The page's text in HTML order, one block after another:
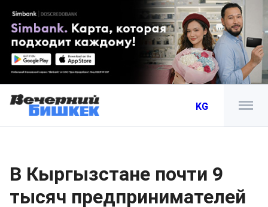
KG
В Кыргызстане почти 9
тысяч предпринимателей